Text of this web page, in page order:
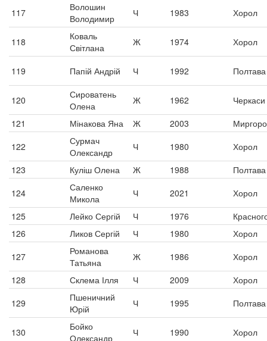
117
Волошин
Володимир
Ч 1983 Хорол
118
Коваль
Світлана
Ж 1974 Хорол
119 Папій Андрій Ч 1992 Полтава
120
Сироватень
Олена
Ж 1962
Черкаси
121
Мінакова Яна Ж 2003
122
Сурмач
Олександр
Ч 1980
Хорол
123
Куліш Олена Ж 1988
Полтава
124
Саленко
Микола
Ч 2021
Хорол
125
Лейко Сергій Ч 1976
126
Ликов Сергій Ч 1980
Хорол
127
Романова
Татьяна
Ж 1986
Хорол
128
Склема Ілля Ч 2009
Хорол
129
Пшеничний
Юрій
Ч 1995 Полтава
130
Бойко
Олександр
Ч 1990
Хорол